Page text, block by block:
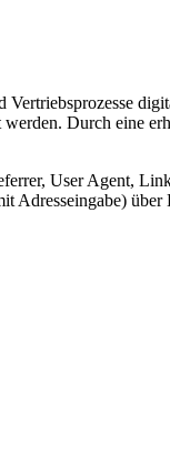
Durch eine
User Agent,